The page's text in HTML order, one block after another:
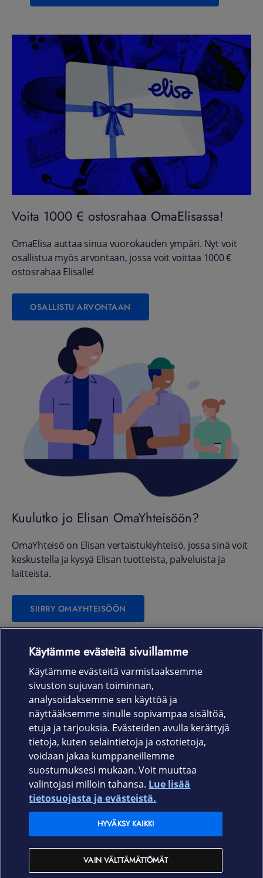
Voita 1000 € ostosrahaa OmaElisassa!
OmaElisa auttaa sinua vuorokauden ympäri. Nyt voit
osallistua myös arvontaan, jossa voit voittaa 1000 €
ostosrahaa Elisalle!
OSALLISTU ARVONTAAN
Kuulutko jo Elisan OmaYhteisöön?
OmaYhteisö on Elisan vertaistukiyhteisö, jossa sinä voit
keskustella ja kysyä Elisan tuotteista, palveluista ja
laitteista.
SIIRRY OMAYHTEISÖÖN
Laitteet & liittymät
Palvelut
Ajankohtaista
Elisa Oyj
Käytämme evästeitä sivuillamme
Käytämme evästeitä varmistaaksemme
sivuston sujuvan toiminnan,
analysoidaksemme sen käyttöä ja
näyttääksemme sinulle sopivampaa sisältöä,
etuja ja tarjouksia. Evästeiden avulla kerättyjä
tietoja, kuten selaintietoja ja ostotietoja,
voidaan jakaa kumppaneillemme
suostumuksesi mukaan. Voit muuttaa
valintojasi milloin tahansa. Lue lisää
tietosuojasta ja evästeistä.
VAIN VÄLTTÄMÄTTÖMÄT
HYVÄKSY KAIKKI